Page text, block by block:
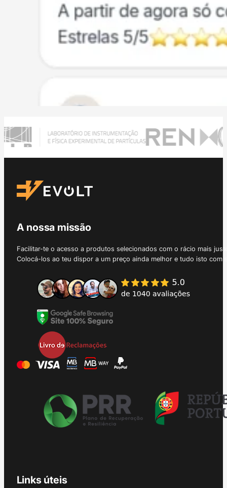
A nossa missão
Facilitar-te o acesso a produtos selecionados com o rácio mais
Colocá-los ao teu dispor a um preço ainda melhor e tudo isto
Links úteis